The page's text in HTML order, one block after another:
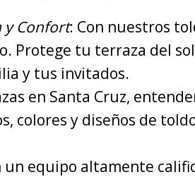
y Confort: Con nuestros
Protege tu terraza del
y tus invitados.
en Santa Cruz,
colores y diseños de
un equipo altamente